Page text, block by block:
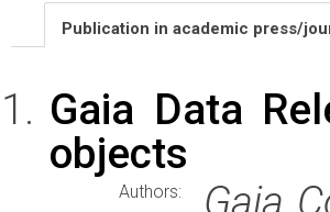
Publication in academic press/
Gaia Data
objects
Authors:
Gaia